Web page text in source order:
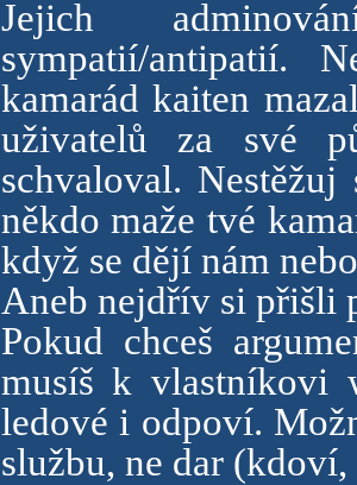
Jejich
sympatií/antipatií.
kamarád kaiten
uživatelů za své
schvaloval.
někdo maže tvé
když se dějí nám
Aneb nejdřív si přišli
Pokud chceš
musíš k vlastníkovi
ledové i odpoví.
službu, ne dar